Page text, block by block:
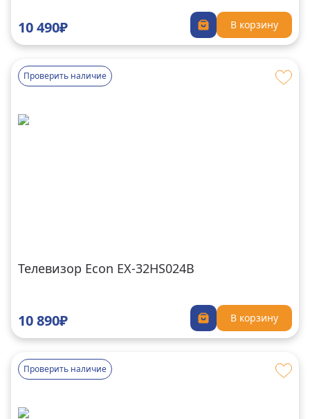
10 490₽ В корзину
Проверить наличие
Телевизор Econ EX-32HS024B
10 890₽ В корзину
Проверить наличие